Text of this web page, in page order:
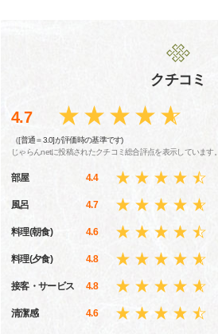
クチコミ
4.7
（[普通＝3.0]が評価時の基準です)
じゃらんnetに投稿されたクチコミ総合評点を表示しています。
部屋 4.4
風呂 4.7
料理(朝食) 4.6
料理(夕食) 4.8
接客・サービス 4.8
清潔感 4.6